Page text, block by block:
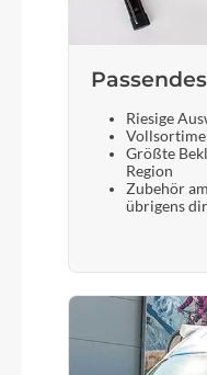
Riesige
Größte
Region
Zubehör
übrigens